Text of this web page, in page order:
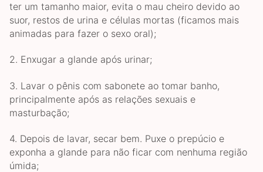
ter um tamanho maior, evita o mau cheiro devido ao
suor, restos de urina e células mortas (ficamos mais
animadas para fazer o sexo oral);
2. Enxugar a glande após urinar;
3. Lavar o pênis com sabonete ao tomar banho,
principalmente após as relações sexuais e
masturbação;
4. Depois de lavar, secar bem. Puxe o prepúcio e
exponha a glande para não ficar com nenhuma região
úmida;